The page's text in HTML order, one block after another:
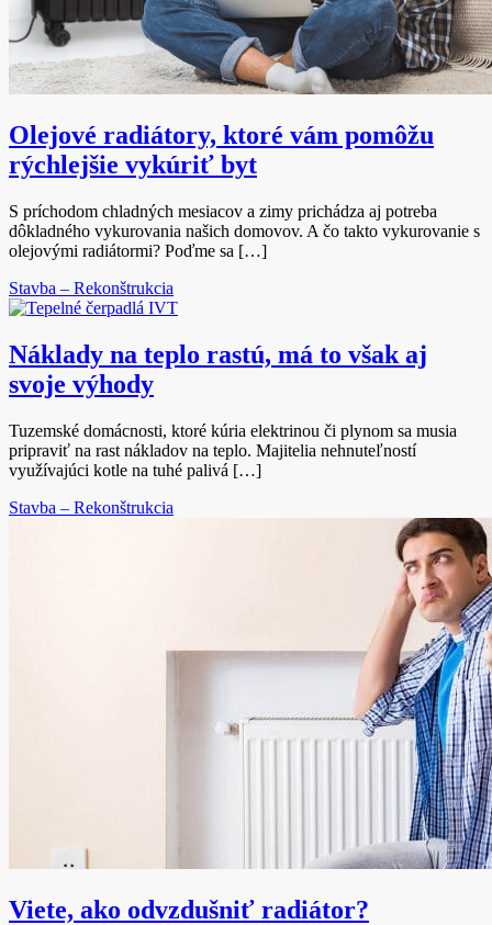
Olejové radiátory, ktoré vám pomôžu
rýchlejšie vykúriť byt
S príchodom chladných mesiacov a zimy prichádza aj potreba
dôkladného vykurovania našich domovov. A čo takto vykurovanie s
olejovými radiátormi? Poďme sa […]
Stavba – Rekonštrukcia
Náklady na teplo rastú, má to však aj
svoje výhody
Tuzemské domácnosti, ktoré kúria elektrinou či plynom sa musia
pripraviť na rast nákladov na teplo. Majitelia nehnuteľností
využívajúci kotle na tuhé palivá […]
Stavba – Rekonštrukcia
Viete, ako odvzdušniť radiátor?